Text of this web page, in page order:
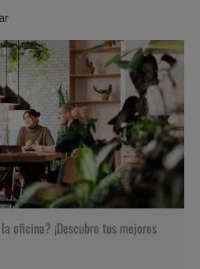
oficina? ¡Descubre tus mejores